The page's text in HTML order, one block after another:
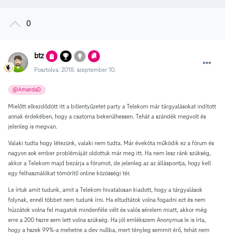
0
btz
Posztolva: 2018. szeptember 10.
@AmandaD
Mielőtt elkezdődött itt a billentyűzetet party a Telekom már tárgyalásokat indított
annak érdekében, hogy a csatorna bekerülhessen. Tehát a szándék megvolt és
jelenleg is megvan.
Valaki tudta hogy létezünk, valaki nem tudta. Már évekóta működik ez a fórum és
nagyon sok ember problémáját oldottuk már meg itt. Ha nem lesz ránk szükség,
akkor a Telekom majd bezárja a fórumot, de jelenleg az az álláspontja, hogy kell
egy felhasználókat tömörítő online közösségi tér.
Le írtuk amit tudunk, amit a Telekom hivatalosan kiadott, hogy a tárgyalások
folynak, ennél többet nem tudunk írni. Ha eltudtátok volna fogadni ezt és nem
húzzátok volna fel magatok mindenféle vélt és valós sérelem miatt, akkor még
erre a 200 hszre sem lett volna szükség. Ha jól emlékszem Anonymus le is írta,
hogy a hszek 99%-a mehetne a dev nullba, mert tényleg semmit érő, tehát nem